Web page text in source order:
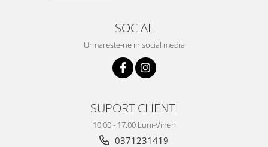
SOCIAL
Urmareste-ne in social media
SUPORT CLIENTI
10:00 - 17:00 Luni-Vineri
0371231419